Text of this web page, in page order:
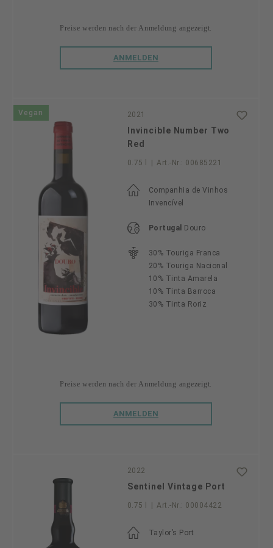
Preise werden nach der Anmeldung angezeigt.
ANMELDEN
Vegan 2021
Invincible Number Two
Red
0.75 l | Art.-Nr.: 00685221
Companhia de Vinhos
Invencível
Portugal Douro
30% Touriga Franca
20% Touriga Nacional
10% Tinta Amarela
10% Tinta Barroca
30% Tinta Roriz
Preise werden nach der Anmeldung angezeigt.
ANMELDEN
2022
Sentinel Vintage Port
0.75 l Art.-Nr.: 00004422
Taylor’s Port